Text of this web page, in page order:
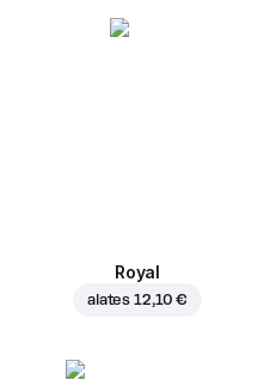
Royal
alates 12,10 €